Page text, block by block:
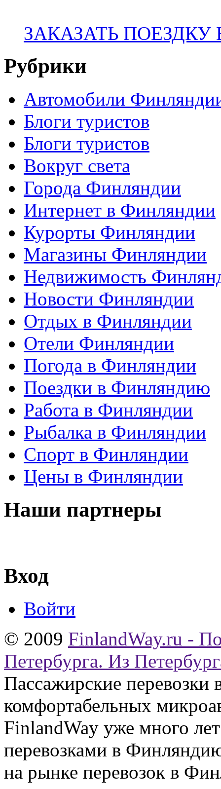
ЗАКАЗАТЬ
Рубрики
Автомобили
Блоги туристов
Блоги туристов
Вокруг света
Города Финляндии
Интернет в Финляндии
Курорты Финляндии
Магазины Финляндии
Недвижимость
Новости Финляндии
Отдых в Финляндии
Отели Финляндии
Погода в Финляндии
Поездки в Финляндию
Работа в Финляндии
Рыбалка в Финляндии
Спорт в Финляндии
Цены в Финляндии
Наши партнеры
Вход
Войти
© 2009 FinlandWay.ru -
Петербурга. Из
Пассажирские
комфортабельных
FinlandWay уже много
перевозками в
на рынке перевозок в